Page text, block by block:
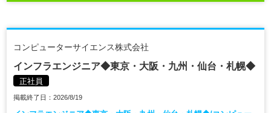
コンピューターサイエンス株式会社
インフラエンジニア◆東京・大阪・九州・仙台・札幌◆
正社員
掲載終了日：2026/8/19